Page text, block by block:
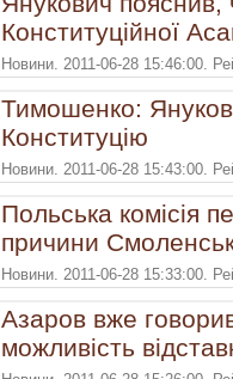
Конституційної
Новини. 2011-06-28 15:46:00.
Тимошенко:
Конституцію
Новини. 2011-06-28 15:43:00.
Польська комісія
причини
Новини. 2011-06-28 15:33:00.
Азаров вже
можливість